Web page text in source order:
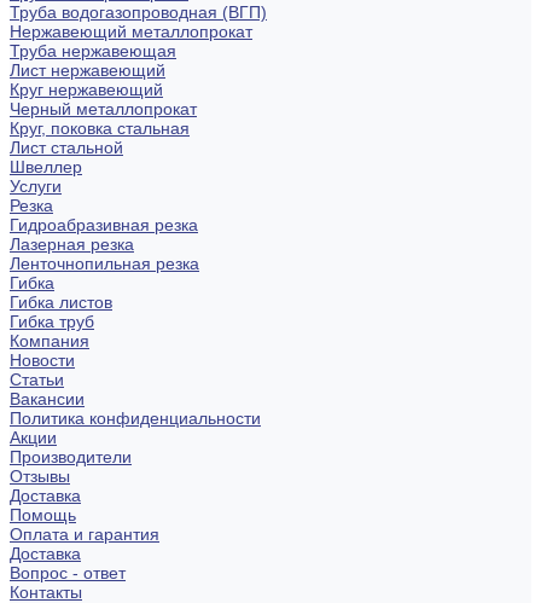
Труба водогазопроводная (ВГП)
Нержавеющий металлопрокат
Труба нержавеющая
Лист нержавеющий
Круг нержавеющий
Черный металлопрокат
Круг, поковка стальная
Лист стальной
Швеллер
Услуги
Резка
Гидроабразивная резка
Лазерная резка
Ленточнопильная резка
Гибка
Гибка листов
Гибка труб
Компания
Новости
Статьи
Вакансии
Политика конфиденциальности
Акции
Производители
Отзывы
Доставка
Помощь
Оплата и гарантия
Доставка
Вопрос - ответ
Контакты